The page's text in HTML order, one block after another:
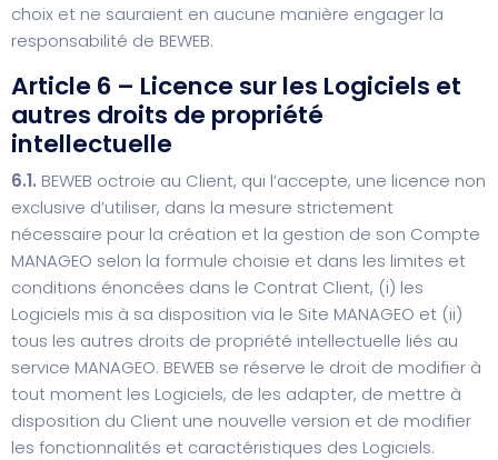
choix et ne sauraient en aucune manière engager la
responsabilité de BEWEB.
Article 6 – Licence sur les Logiciels et
autres droits de propriété
intellectuelle
6.1. BEWEB octroie au Client, qui l’accepte, une licence non
exclusive d’utiliser, dans la mesure strictement
nécessaire pour la création et la gestion de son Compte
MANAGEO selon la formule choisie et dans les limites et
conditions énoncées dans le Contrat Client, (i) les
Logiciels mis à sa disposition via le Site MANAGEO et (ii)
tous les autres droits de propriété intellectuelle liés au
service MANAGEO. BEWEB se réserve le droit de modifier à
tout moment les Logiciels, de les adapter, de mettre à
disposition du Client une nouvelle version et de modifier
les fonctionnalités et caractéristiques des Logiciels.